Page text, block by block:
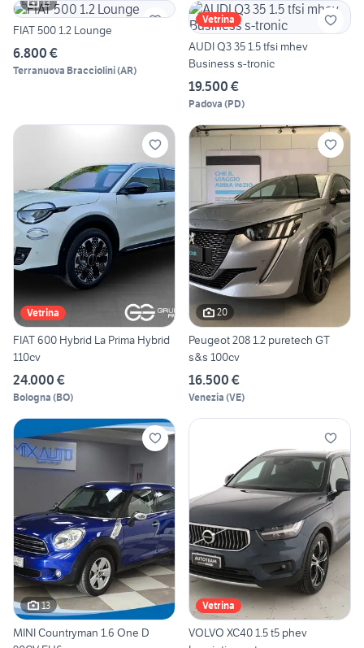
13
FIAT 500 1.2 Lounge
6.800 €
Terranuova Bracciolini(AR)
Vetrina
AUDI Q3 35 1.5 tfsi mhev
Business s-tronic
19.500 €
Padova (PD)
Vetrina
FIAT 600 Hybrid La Prima Hybrid
110cv
24.000 €
Bologna (BO)
20
Peugeot 208 1.2 puretech GT
s&s 100cv
16.500 €
Venezia (VE)
13
MINI Countryman 1.6 One D
Vetrina
VOLVO XC40 1.5 t5 phev